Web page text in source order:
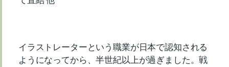
イラストレーターという職業が日本で認知される
ようになってから、半世紀以上が過ぎました。戦